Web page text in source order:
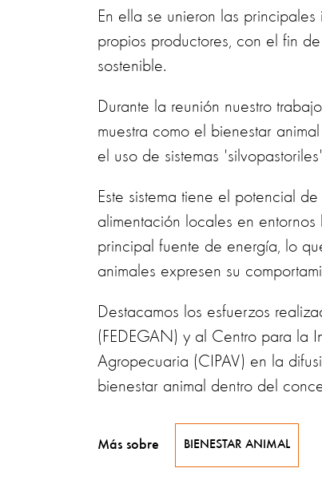
En ella se unieron las
propios productores, con el fin
sostenible.
Durante la reunión nuestro
muestra como el bienestar
el uso de sistemas
Este sistema tiene el potencial
alimentación locales en
principal fuente de energía, lo
animales expresen su
Destacamos los esfuerzos
(FEDEGAN) y al Centro para la
Agropecuaria (CIPAV) en la
bienestar animal dentro del
Más sobre BIENESTAR ANIMAL